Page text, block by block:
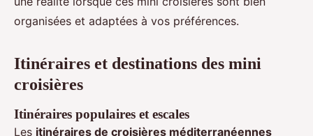
organisées et adaptées à vos préférences.
Itinéraires et destinations des mini
croisières
Itinéraires populaires et escales
Les itinéraires de croisières méditerranéennes